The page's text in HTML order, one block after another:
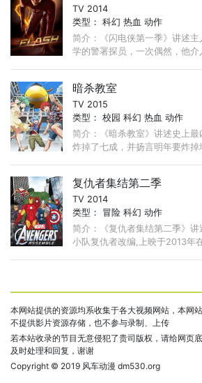
TV 2014
类型：科幻 热血 动作
简介：《闪电侠第一季》讲述
学的警署探员，一次偶然，他介
暗杀教室
TV 2015
类型：校园 科幻 热血 动作
简介：《暗杀教室》讲述史上
炸掉了七成，并扬言明年要炸
师！ ...
复仇者集结第二季
TV 2014
类型： 冒险 科幻 动作
简介：《复仇者集结第二季》
小队复仇者改编,上映于2013年
本网站提供的资源均系收集于各大视频网站，本网
不提供影片资源存储，也不参与录制、上传
若本站收录的节目无意侵犯了贵司版权，请给网页
及时处理和回复，谢谢
Copyright © 2019 风车动漫 dm530.org